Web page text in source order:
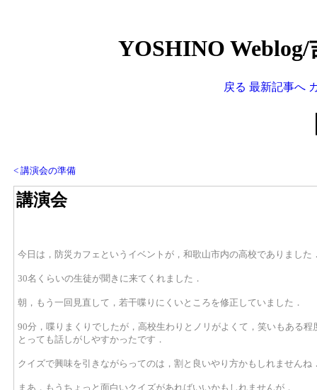
YOSHINO
戻る 最新記事へ
< 講演会の準備
講演会
今日は，防災カフェというイベントが，和歌山市内の高校でありました
30名くらいの生徒が聞きに来てくれました．
朝，もう一回見直して，若干喋りにくいところを修正していました．
90分，喋りまくりでしたが，高校生わりとノリがよくて，笑いもある
とっても話しがしやすかったです．
クイズで興味を引きながらってのは，割と良いやり方かもしれませんね
まあ，もうちょっと面白いクイズがあればいいかもしれませんが．